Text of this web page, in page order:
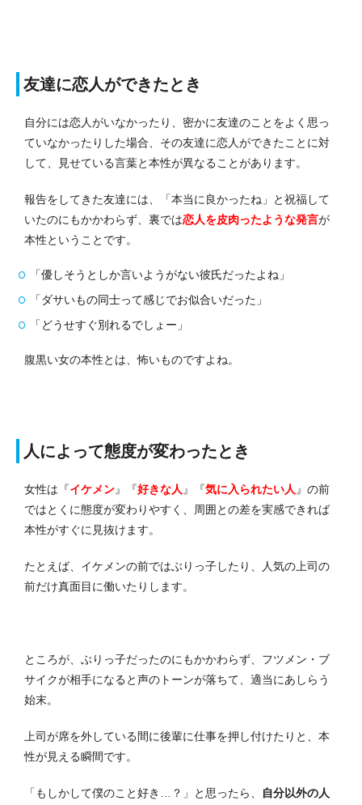
友達に恋人ができたとき
自分には恋人がいなかったり、密かに友達のことをよく思っ
ていなかったりした場合、その友達に恋人ができたことに対
して、見せている言葉と本性が異なることがあります。
報告をしてきた友達には、「本当に良かったね」と祝福して
いたのにもかかわらず、裏では恋人を皮肉ったような発言が
本性ということです。
「優しそうとしか言いようがない彼氏だったよね」
「ダサいもの同士って感じでお似合いだった」
「どうせすぐ別れるでしょー」
腹黒い女の本性とは、怖いものですよね。
人によって態度が変わったとき
女性は『イケメン』『好きな人 』『気に入られたい人 』の前
ではとくに態度が変わりやすく、周囲との差を実感できれば
本性がすぐに見抜けます。
たとえば、イケメンの前ではぶりっ子したり、人気の上司の
前だけ真面目に働いたりします。
ところが、ぶりっ子だったのにもかかわらず、フツメン・ブ
サイクが相手になると声のトーンが落ちて、適当にあしらう
始末。
上司が席を外している間に後輩に仕事を押し付けたりと、本
性が見える瞬間です。
「もしかして僕のこと好き…？」と思ったら、
自分以外の人